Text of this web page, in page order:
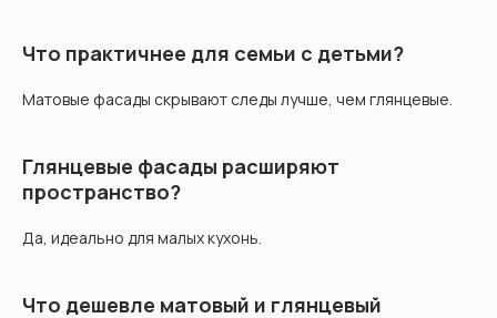
Что практичнее для семьи с детьми?
Матовые фасады скрывают следы лучше, чем глянцевые.
Глянцевые фасады расширяют
пространство?
Да, идеально для малых кухонь.
Что дешевле матовый и глянцевый